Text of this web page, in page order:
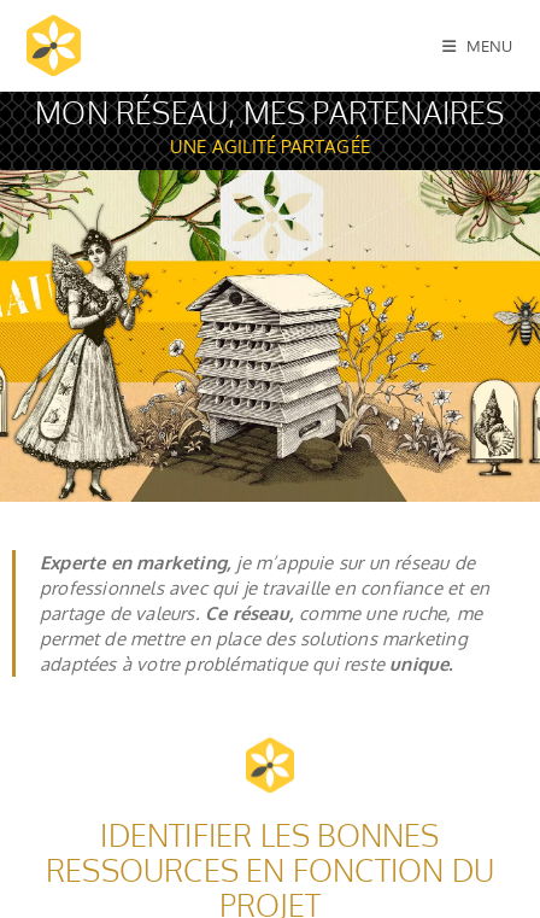
MENU
MON RÉSEAU, MES PARTENAIRES
UNE AGILITÉ PARTAGÉE
Experte en marketing, je m’appuie sur un réseau de
professionnels avec qui je travaille en confiance et en
partage de valeurs. Ce réseau, comme une ruche, me
permet de mettre en place des solutions marketing
adaptées à votre problématique qui reste unique.
IDENTIFIER LES BONNES
RESSOURCES EN FONCTION DU
PROJET